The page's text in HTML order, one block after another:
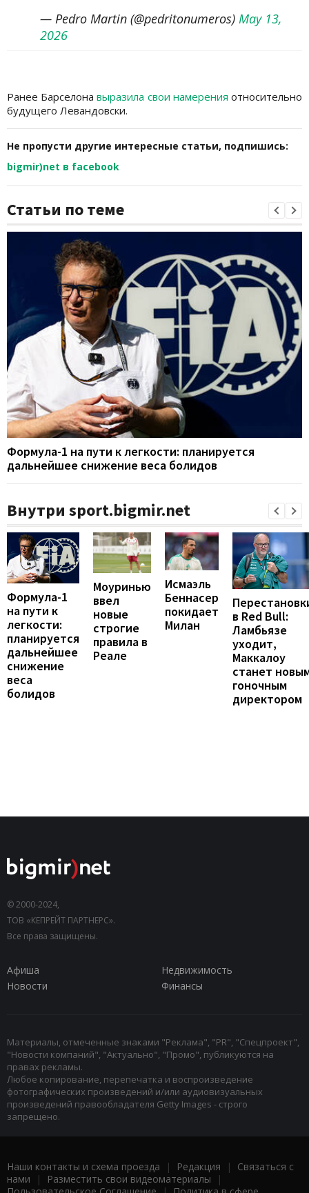
— Pedro Martin (@pedritonumeros) May 13,
2026
Ранее Барселонавыразила свои намерения относительно
будущего Левандовски.
Не пропусти другие интересные статьи, подпишись:
bigmir)net в facebook
Статьи по теме
Формула-1 на пути к легкости: планируется
дальнейшее снижение веса болидов
Внутри sport.bigmir.net
Формула-1
на пути к
легкости:
планируется
дальнейшее
снижение
веса
болидов
Моуринью
ввел
новые
строгие
правила в
Реале
Исмаэль
Беннасер
покидает
Милан
в Red Bull:
Ламбьязе
уходит,
Маккалоу
станет
гоночным
директором
© 2000-2024,
ТОВ «КЕПРЕЙТ ПАРТНЕРС».
Все права защищены.
Афиша
Недвижимость
Новости
Финансы
Материалы, отмеченные знаками "Реклама", "PR", "Спецпроект",
"Новости компаний", "Актуально", "Промо", публикуются на
правах рекламы.
Любое копирование, перепечатка и воспроизведение
фотографических произведений и/или аудиовизуальных
произведений правообладателя Getty Images - строго
запрещено.
Наши контакты и схема проезда | Редакция | Связаться с
нами | Разместить свои видеоматериалы |